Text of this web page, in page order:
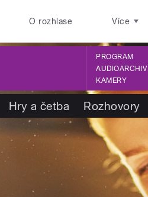
O rozhlase Více
PROGRAM
AUDIOARCHIV
KAMERY
Hry a četba Rozhovory